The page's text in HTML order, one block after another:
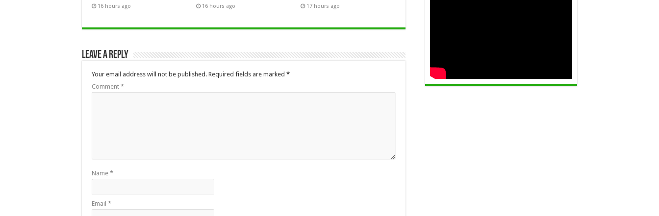
16 hours ago 16 hours ago 17 hours ago
Leave a Reply
Your email address will not be published. Required fields are marked *
Comment *
Name *
Email *